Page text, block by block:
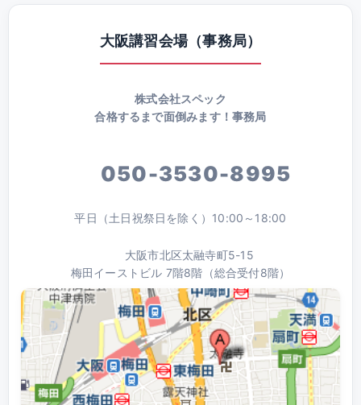
大阪講習会場（事務局）
株式会社スペック
合格するまで面倒みます！事務局
050-3530-8995
平日（土日祝祭日を除く）10:00～18:00
大阪市北区太融寺町5-15
梅田イーストビル 7階8階（総合受付8階）